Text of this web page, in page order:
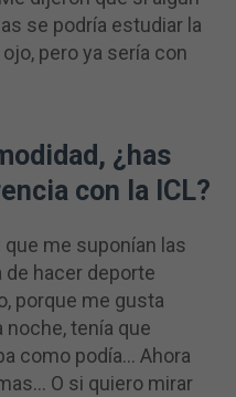
se podría estudiar la
pero ya sería con
¿has
con la ICL?
que me suponían las
de hacer deporte
porque me gusta
noche, tenía que
como podía… Ahora
O si quiero mirar